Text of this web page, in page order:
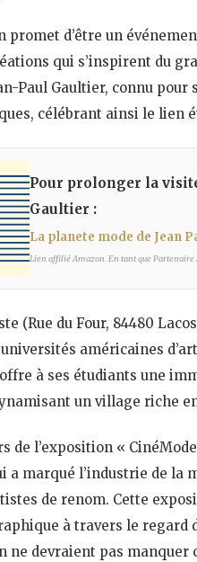
promet d’être un
qui s’inspirent du
Paul Gaultier, connu
célébrant ainsi le lien
Pour prolonger la
Gaultier :
La planete mode de Jean
Lien affilié Amazon. En tant que Partenaire
(Rue du Four, 84480
américaines
à ses étudiants une
un village riche
de l’exposition «
a marqué l’industrie de la
de renom. Cette
à travers le regard
ne devraient pas manquer